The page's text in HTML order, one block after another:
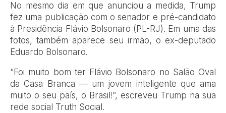
No mesmo dia em que anunciou a medida, Trump
fez uma publicação com o senador e pré-candidato
à Presidência Flávio Bolsonaro (PL-RJ). Em uma das
fotos, também aparece seu irmão, o ex-deputado
Eduardo Bolsonaro.
“Foi muito bom ter Flávio Bolsonaro no Salão Oval
da Casa Branca — um jovem inteligente que ama
muito o seu país, o Brasil!”, escreveu Trump na sua
rede social Truth Social.